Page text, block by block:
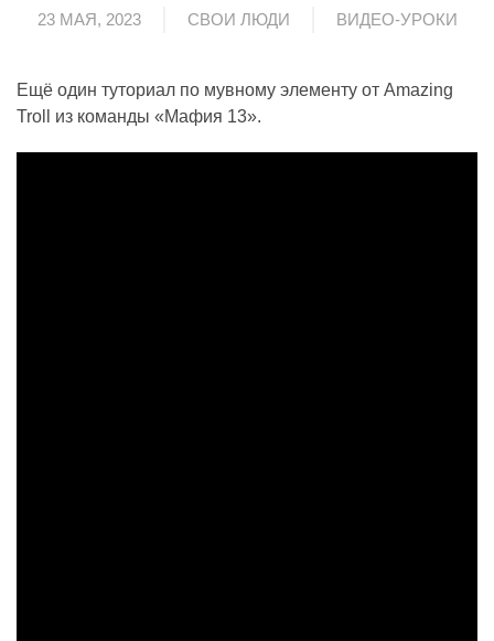
23 МАЯ, 2023 СВОИ ЛЮДИ ВИДЕО-УРОКИ
Ещё один туториал по мувному элементу от Amazing
Troll из команды «Мафия 13».